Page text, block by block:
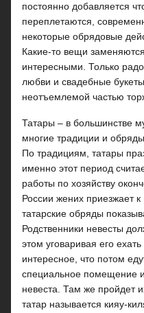
постоянно добавляется
переплетаются,
некоторые обрядовые
Какие-то вещи
интересными. Только
любви и свадебные
неотъемлемой частью
Татары – в большинстве
многие традиции и
По традициям, татары
именно этот период
работы по хозяйству
России жених приезжает к
татарские обряды
Родственники невесты
этом уговаривая его
интересное, что потом
специальное помещение
невеста. Там же пройдет
татар называется кияу-